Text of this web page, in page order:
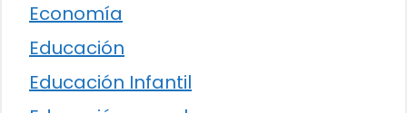
Economía
Educación
Educación Infantil